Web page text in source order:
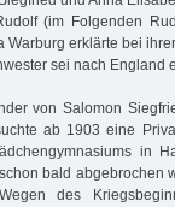
(im Folgenden
erklärte bei
sei nach England
von Salomon
ab 1903 eine
in
bald abgebrochen
des